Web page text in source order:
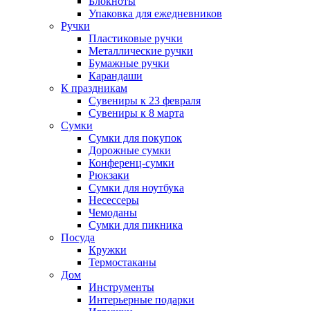
Упаковка для ежедневников
Ручки
Пластиковые ручки
Металлические ручки
Бумажные ручки
Карандаши
К праздникам
Сувениры к 23 февраля
Сувениры к 8 марта
Сумки
Сумки для покупок
Дорожные сумки
Конференц-сумки
Рюкзаки
Сумки для ноутбука
Несессеры
Чемоданы
Сумки для пикника
Посуда
Кружки
Термостаканы
Дом
Инструменты
Интерьерные подарки